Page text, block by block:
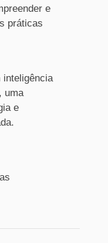
e
práticas
inteligência
uma
e